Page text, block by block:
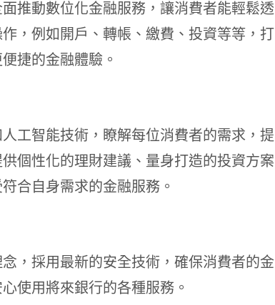
推動數位化金融服務，讓消費者能輕鬆透
，例如開戶、轉帳、繳費、投資等等，打
捷的金融體驗。
工智能技術，瞭解每位消費者的需求，提
個性化的理財建議、量身打造的投資方案
合自身需求的金融服務。
，採用最新的安全技術，確保消費者的金
使用將來銀行的各種服務。